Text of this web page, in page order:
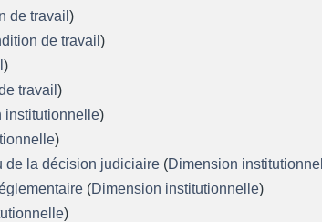
de travail)
de travail)
)
travail)
institutionnelle)
)
de la décision judiciaire (Dimension
(Dimension institutionnelle)
)